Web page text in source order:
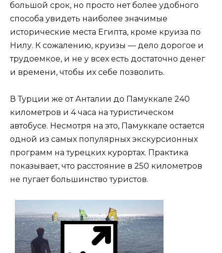
большой срок, но просто нет более удобного
способа увидеть наиболее значимые
исторические места Египта, кроме круиза по
Нилу. К сожалению, круизы — дело дорогое и
трудоемкое, и не у всех есть достаточно денег
и времени, чтобы их себе позволить.
В Турции же от Анталии до Памуккале 240
километров и 4 часа на туристическом
автобусе. Несмотря на это, Памуккале остается
одной из самых популярных экскурсионных
программ на турецких курортах. Практика
показывает, что расстояние в 250 километров
не пугает большинство туристов.